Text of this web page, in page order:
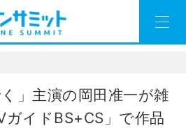
」主演の岡田准一が雑
ガイドBS+CS」で作品